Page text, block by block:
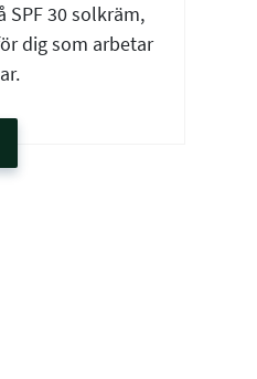
SPF 30 solkräm,
dig som arbetar